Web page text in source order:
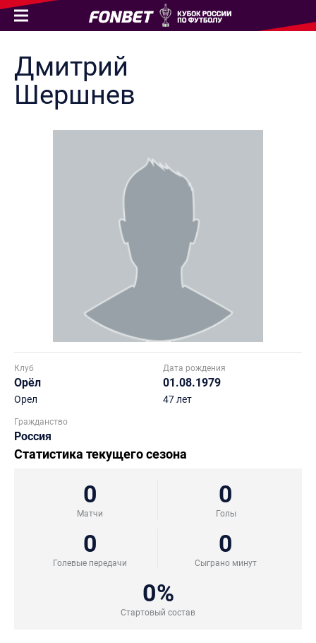
Дмитрий
Шершнев
Клуб
Орёл
Орел
Дата рождения
01.08.1979
47 лет
Гражданство
Россия
Статистика текущего сезона
0
Матчи
0
Голы
0
Голевые передачи
0
Сыграно минут
0%
Стартовый состав